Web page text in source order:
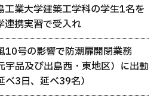
工業大学建築工学科の学生1名を
連携実習で受入れ
10号の影響で防潮扉開閉業務
宇品及び出島西・東地区）に出動
べ3日、延べ39名）